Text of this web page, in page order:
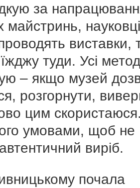
за
майстринь,
виставки,
туди. Усі
– якщо музей
розгорнути,
цим
умовами, щоб не
виріб.
почала